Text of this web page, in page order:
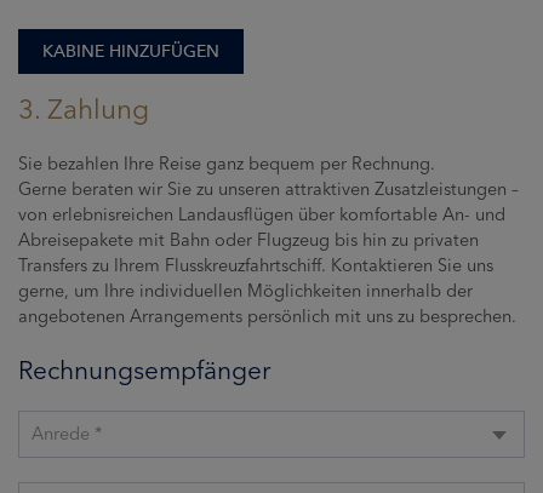
KABINE HINZUFÜGEN
3. Zahlung
Sie bezahlen Ihre Reise ganz bequem per Rechnung.
Gerne beraten wir Sie zu unseren attraktiven Zusatzleistungen –
von erlebnisreichen Landausflügen über komfortable An- und
Abreisepakete mit Bahn oder Flugzeug bis hin zu privaten
Transfers zu Ihrem Flusskreuzfahrtschiff. Kontaktieren Sie uns
gerne, um Ihre individuellen Möglichkeiten innerhalb der
angebotenen Arrangements persönlich mit uns zu besprechen.
Rechnungsempfänger
Anrede *